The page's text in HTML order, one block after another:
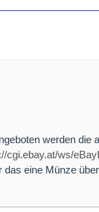
werden die
cgi.ebay.at/ws/
eine Münze